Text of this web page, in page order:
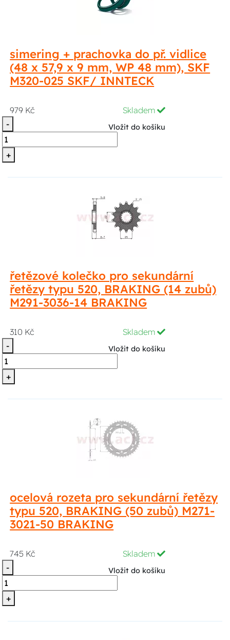
simering + prachovka do př. vidlice
(48 x 57,9 x 9 mm, WP 48 mm), SKF
M320-025 SKF/ INNTECK
979 Kč
Skladem
-
+
Vložit do košíku
řetězové kolečko pro sekundární
řetězy typu 520, BRAKING (14 zubů)
M291-3036-14 BRAKING
310 Kč
Skladem
-
+
Vložit do košíku
ocelová rozeta pro sekundární řetězy
typu 520, BRAKING (50 zubů) M271-
3021-50 BRAKING
745 Kč
Skladem
-
+
Vložit do košíku